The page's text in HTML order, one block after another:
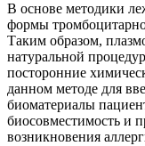
В основе методики
формы
Таким образом,
натуральной
посторонние
данном методе для
биоматериалы
биосовместимость и
возникновения